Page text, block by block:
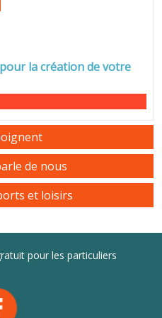
la création de votre
de nous
et loisirs
pour les particuliers